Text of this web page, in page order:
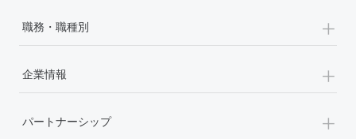
職務・職種別 +
企業情報 +
パートナーシップ +